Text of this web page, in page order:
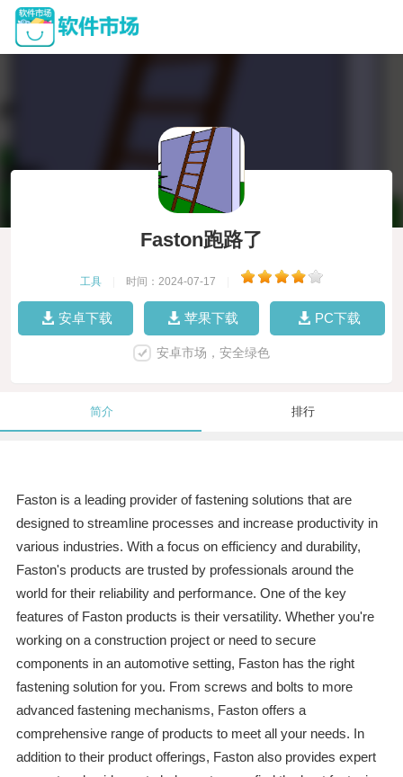
Faston跑路了
工具 时间：2024-07-17
安卓下载 苹果下载 PC下载
安卓市场，安全绿色
简介 排行
Faston is a leading provider of fastening solutions that are
designed to streamline processes and increase productivity in
various industries. With a focus on efficiency and durability,
Faston's products are trusted by professionals around the
world for their reliability and performance. One of the key
features of Faston products is their versatility. Whether you're
working on a construction project or need to secure
components in an automotive setting, Faston has the right
fastening solution for you. From screws and bolts to more
advanced fastening mechanisms, Faston offers a
comprehensive range of products to meet all your needs. In
addition to their product offerings, Faston also provides expert